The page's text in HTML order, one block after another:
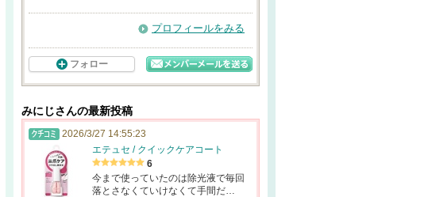
プロフィールをみる
フォロー
みにじさんの最新投稿
2026/3/27 14:55:23
エテュセ / クイックケアコート
6
今まで使っていたのは除光液で毎回
落とさなくていけなくて手間だ…